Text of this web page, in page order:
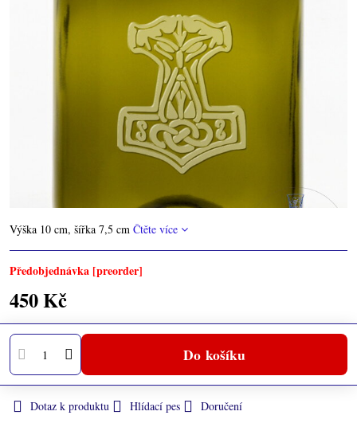
Výška 10 cm, šířka 7,5 cm Čtěte více
Předobjednávka [preorder]
450 Kč
Do košíku
Dotaz k produktu Hlídací pes
Doručení